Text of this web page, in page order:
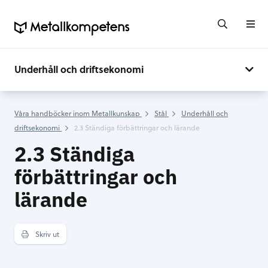
Underhåll och driftsekonomi
Våra handböcker inom Metallkunskap Stål
Underhåll och
driftsekonomi
2.3 Ständiga förbättringar och lärande
2.3 Ständiga
förbättringar och
lärande
Skriv ut